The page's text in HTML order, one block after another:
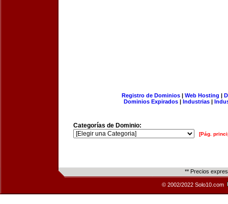
Registro de Dominios| Web Hosting |
Dominios Expirados | Industrias |
Categorías de Dominio:
[Pág.
** Precios
© 2002/2022 Solo10.com